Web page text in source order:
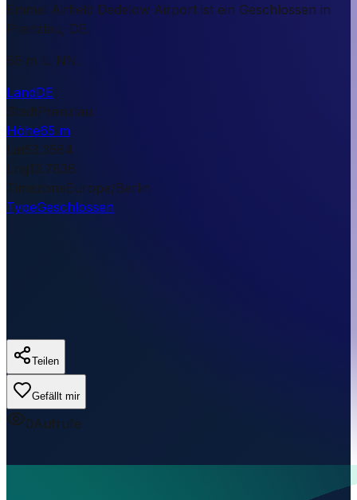
Emmel Airfield Dedelow Airport ist ein Geschlossen in
Prenzlau, DE.
65 m ü. NN.
LandDE
StadtPrenzlau
Höhe65 m
Lat53.3564
Lng13.7836
TimezoneEurope/Berlin
TypeGeschlossen
Teilen
Gefällt mir
0Aufrufe